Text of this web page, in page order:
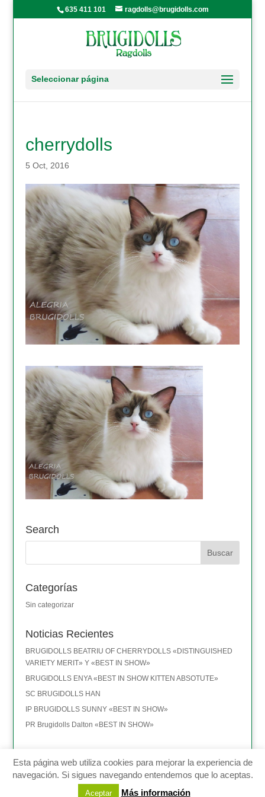
635 411 101 ragdolls@brugidolls.com
Seleccionar página
cherrydolls
5 Oct, 2016
Search
Categorías
Sin categorizar
Noticias Recientes
BRUGIDOLLS BEATRIU OF CHERRYDOLLS «DISTINGUISHED
VARIETY MERIT» Y «BEST IN SHOW»
BRUGIDOLLS ENYA «BEST IN SHOW KITTEN ABSOTUTE»
SC BRUGIDOLLS HAN
IP BRUGIDOLLS SUNNY «BEST IN SHOW»
PR Brugidolls Dalton «BEST IN SHOW»
Montserrat Brugal - Terrassa (BARCELONA) - TEL: 635 411 101 -
ragdolls@brugidolls.com
Aviso legal-Política de privacidad
Esta página web utiliza cookies para mejorar la experiencia de
navegación. Si sigues navegando entendemos que lo aceptas.
Aceptar Más información